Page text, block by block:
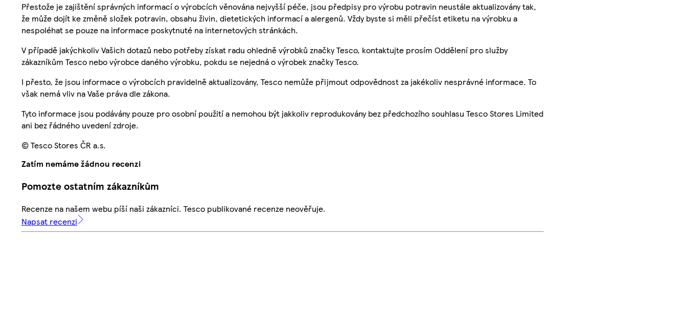
Přestože je zajištění správných informací o výrobcích věnována nejvyšší péče, jsou předpisy pro výrobu potravin neustále aktualizovány tak,
že může dojít ke změně složek potravin, obsahu živin, dietetických informací a alergenů. Vždy byste si měli přečíst etiketu na výrobku a
nespoléhat se pouze na informace poskytnuté na internetových stránkách.
V případě jakýchkoliv Vašich dotazů nebo potřeby získat radu ohledně výrobků značky Tesco, kontaktujte prosím Oddělení pro služby
zákazníkům Tesco nebo výrobce daného výrobku, pokdu se nejedná o výrobek značky Tesco.
I přesto, že jsou informace o výrobcích pravidelně aktualizovány, Tesco nemůže přijmout odpovědnost za jakékoliv nesprávné informace. To
však nemá vliv na Vaše práva dle zákona.
Tyto informace jsou podávány pouze pro osobní použití a nemohou být jakkoliv reprodukovány bez předchozího souhlasu Tesco Stores Limited
ani bez řádného uvedení zdroje.
© Tesco Stores ČR a.s.
Zatím nemáme žádnou recenzi
Pomozte ostatním zákazníkům
Recenze na našem webu píší naši zákazníci. Tesco publikované recenze neověřuje.
Napsat recenzi